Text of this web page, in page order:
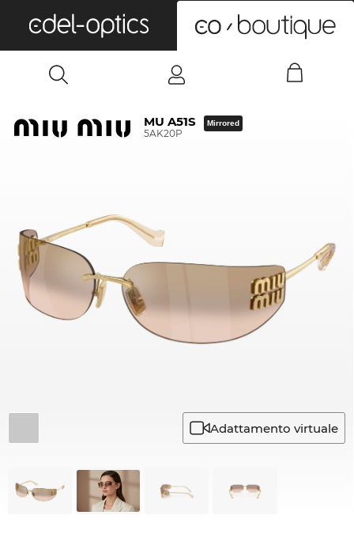
MU A51S
5AK20P
Mirrored
Adattamento virtuale